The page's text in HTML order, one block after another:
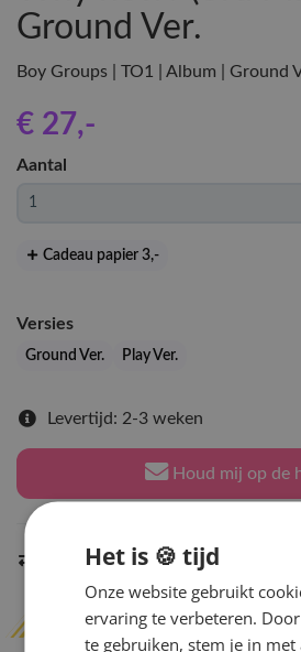
Ground Ver.
Boy Groups | TO1 | Album | Ground
€ 27,-
Aantal
Cadeau papier 3,-
Versies
Ground Ver. Play Ver.
Levertijd: 2-3 weken
Houd mij op de
Indien op voorraad binnen 2
Het is 🍪 tijd
Onze website gebruikt
ervaring te verbeteren.
te gebruiken, stem je in met